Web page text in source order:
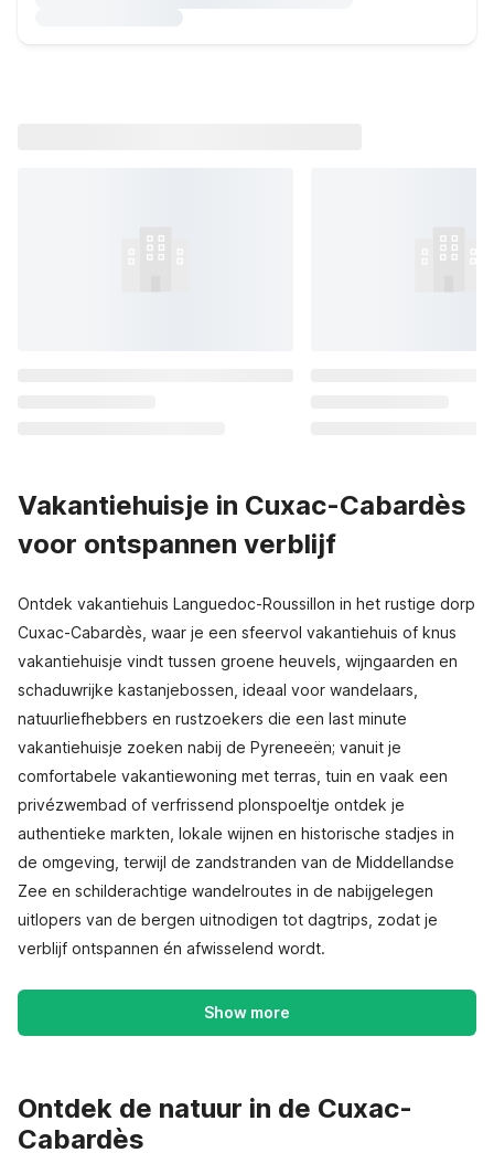
Vakantiehuisje in Cuxac-Cabardès
voor ontspannen verblijf
Ontdek vakantiehuis Languedoc-Roussillon in het rustige dorp
Cuxac-Cabardès, waar je een sfeervol vakantiehuis of knus
vakantiehuisje vindt tussen groene heuvels, wijngaarden en
schaduwrijke kastanjebossen, ideaal voor wandelaars,
natuurliefhebbers en rustzoekers die een last minute
vakantiehuisje zoeken nabij de Pyreneeën; vanuit je
comfortabele vakantiewoning met terras, tuin en vaak een
privézwembad of verfrissend plonspoeltje ontdek je
authentieke markten, lokale wijnen en historische stadjes in
de omgeving, terwijl de zandstranden van de Middellandse
Zee en schilderachtige wandelroutes in de nabijgelegen
uitlopers van de bergen uitnodigen tot dagtrips, zodat je
verblijf ontspannen én afwisselend wordt.
Show more
Ontdek de natuur in de Cuxac-
Cabardès